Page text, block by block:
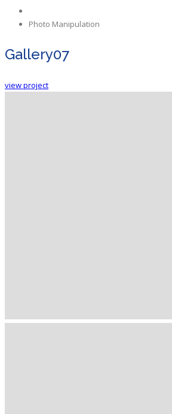
Photo Manipulation
Gallery07
view project